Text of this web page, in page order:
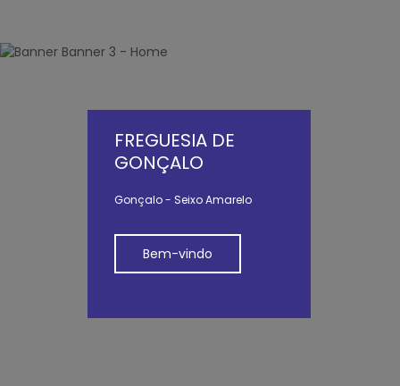
FREGUESIA DE
GONÇALO
Gonçalo - Seixo Amarelo
Bem-vindo